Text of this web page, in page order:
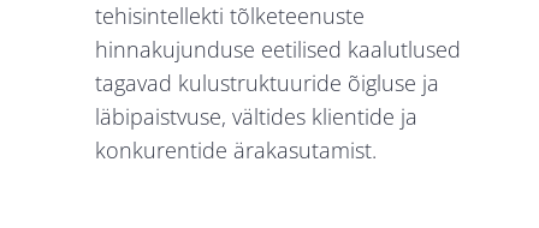
tehisintellekti tõlketeenuste
hinnakujunduse eetilised kaalutlused
tagavad kulustruktuuride õigluse ja
läbipaistvuse, vältides klientide ja
konkurentide ärakasutamist.